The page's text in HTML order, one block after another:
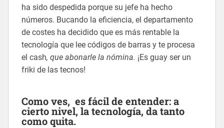
ha sido despedida porque su jefe ha hecho
números. Bucando la eficiencia, el departamento
de costes ha decidido que es más rentable la
tecnología que lee códigos de barras y te procesa
el cash, que abonarle la nómina. ¡Es guay ser un
friki de las tecnos!
Como ves, es fácil de entender: a
cierto nivel, la tecnología, da tanto
como quita.